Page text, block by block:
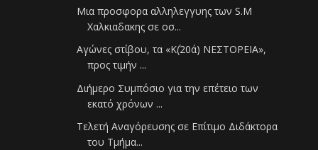
Μια προσφορα αλληλεγγυης των S.M
Χαλκιαδακης σε οσ...
Αγώνες στίβου, τα «Κ΄(20ά) ΝΕΣΤΟΡΕΙΑ»,
προς τιμήν ...
Διήμερο Συμπόσιο για την επέτειο των
εκατό χρόνων ...
Τελετή Αναγόρευσης σε Επίτιμο Διδάκτορα
του Τμήμα...